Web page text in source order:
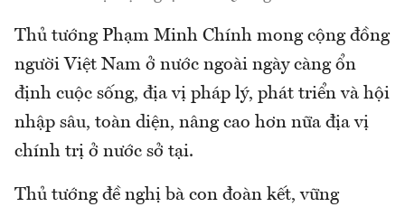
Thủ tướng Phạm Minh Chính mong cộng đồng
người Việt Nam ở nước ngoài ngày càng ổn
định cuộc sống, địa vị pháp lý, phát triển và hội
nhập sâu, toàn diện, nâng cao hơn nữa địa vị
chính trị ở nước sở tại.
Thủ tướng đề nghị bà con đoàn kết, vững